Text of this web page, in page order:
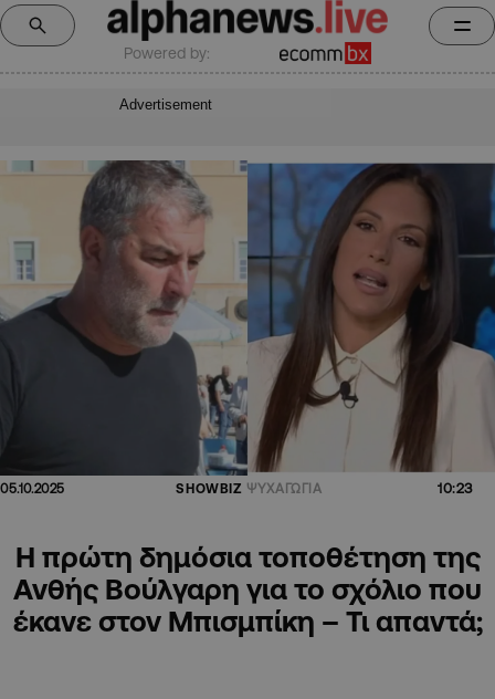
Powered by:
Advertisement
05.10.2025 SHOWBIZ ΨΥΧΑΓΩΓΙΑ 10:23
Η πρώτη δημόσια τοποθέτηση της
Ανθής Βούλγαρη για το σχόλιο που
έκανε στον Μπισμπίκη – Τι απαντά;